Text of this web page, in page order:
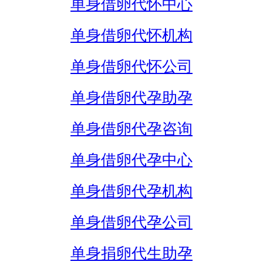
单身借卵代怀中心
单身借卵代怀机构
单身借卵代怀公司
单身借卵代孕助孕
单身借卵代孕咨询
单身借卵代孕中心
单身借卵代孕机构
单身借卵代孕公司
单身捐卵代生助孕